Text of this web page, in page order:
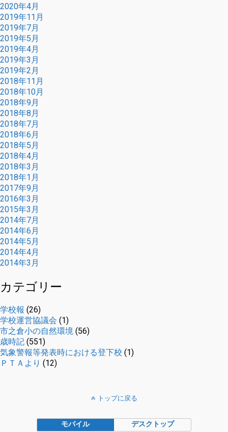
2020年4月
2019年11月
2019年7月
2019年5月
2019年4月
2019年3月
2019年2月
2018年11月
2018年10月
2018年9月
2018年8月
2018年7月
2018年6月
2018年5月
2018年4月
2018年3月
2018年1月
2017年9月
2016年3月
2015年3月
2014年7月
2014年6月
2014年5月
2014年4月
2014年3月
カテゴリー
学校報 (26)
学校運営協議会 (1)
市之倉小の自然環境 (56)
歳時記 (551)
気象警報等発表時における登下校 (1)
ＰＴＡより (12)
トップに戻る
モバイル デスクトップ